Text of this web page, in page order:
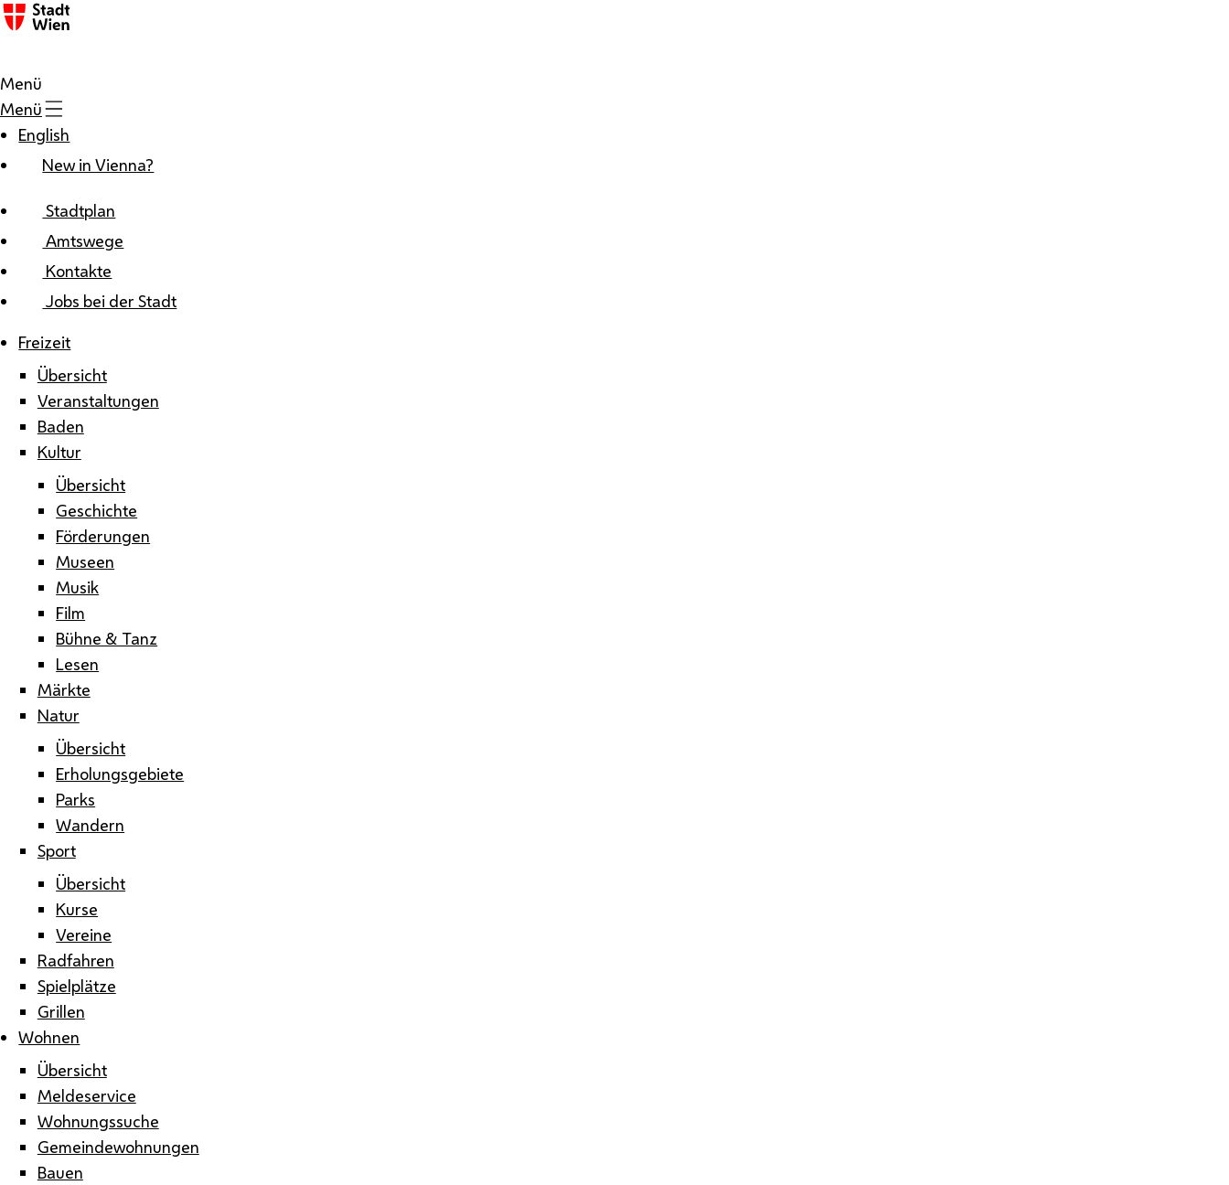
Zum Inhalt
Menü
Menü
English
New in Vienna?
Stadtplan
Amtswege
Kontakte
Jobs bei der Stadt
Freizeit
Übersicht
Veranstaltungen
Baden
Kultur
Übersicht
Geschichte
Förderungen
Museen
Musik
Film
Bühne & Tanz
Lesen
Märkte
Natur
Übersicht
Erholungsgebiete
Parks
Wandern
Sport
Übersicht
Kurse
Vereine
Radfahren
Spielplätze
Grillen
Wohnen
Übersicht
Meldeservice
Wohnungssuche
Gemeindewohnungen
Bauen